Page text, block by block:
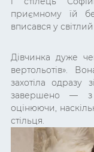
приємному їй
вписався у світлий
Дівчинка дуже
вертольотів».
захотіла одразу
завершено — з
оцінюючи,
стільця.